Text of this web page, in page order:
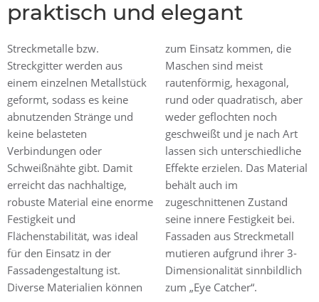
praktisch und elegant
Streckmetalle bzw.
Streckgitter werden aus
einem einzelnen Metallstück
geformt, sodass es keine
abnutzenden Stränge und
keine belasteten
Verbindungen oder
Schweißnähte gibt. Damit
erreicht das nachhaltige,
robuste Material eine enorme
Festigkeit und
Flächenstabilität, was ideal
für den Einsatz in der
Fassadengestaltung ist.
Diverse Materialien können
zum Einsatz kommen, die
Maschen sind meist
rautenförmig, hexagonal,
rund oder quadratisch, aber
weder geflochten noch
geschweißt und je nach Art
lassen sich unterschiedliche
Effekte erzielen. Das Material
behält auch im
zugeschnittenen Zustand
seine innere Festigkeit bei.
Fassaden aus Streckmetall
mutieren aufgrund ihrer 3-
Dimensionalität sinnbildlich
zum „Eye Catcher“.